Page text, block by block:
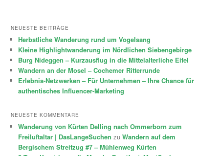
NEUESTE BEITRÄGE
Herbstliche Wanderung rund um Vogelsang
Kleine Highlightwanderung im Nördlichen Siebengebirge
Burg Nideggen – Kurzausflug in die Mittelalterliche Eifel
Wandern an der Mosel – Cochemer Ritterrunde
Erlebnis-Netzwerken – Für Unternehmen – Ihre Chance für
authentisches Influencer-Marketing
NEUESTE KOMMENTARE
Wanderung von Kürten Delling nach Ommerborn zum
Freiluftaltar | DasLangeSuchen zuWandern auf dem
Bergischem Streifzug #7 – Mühlenweg Kürten